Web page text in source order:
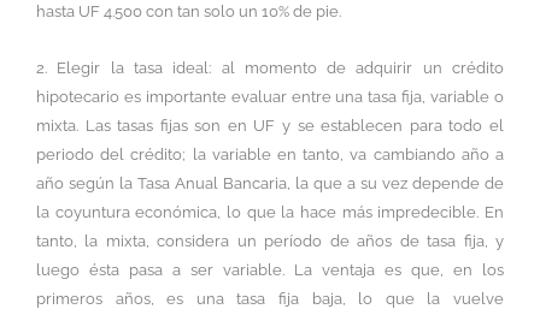
hasta UF 4.500 con tan solo un 10% de pie.
2. Elegir la tasa ideal: al momento de adquirir un crédito
hipotecario es importante evaluar entre una tasa fija, variable o
mixta. Las tasas fijas son en UF y se establecen para todo el
periodo del crédito; la variable en tanto, va cambiando año a
año según la Tasa Anual Bancaria, la que a su vez depende de
la coyuntura económica, lo que la hace más impredecible. En
tanto, la mixta, considera un período de años de tasa fija, y
luego ésta pasa a ser variable. La ventaja es que, en los
primeros años, es una tasa fija baja, lo que la vuelve